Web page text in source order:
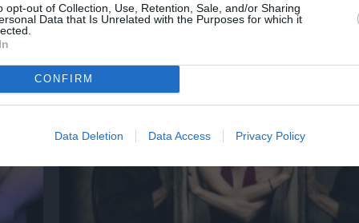
opt-out of Collection, Use, Retention, Sale, and/or Sharing
Data that Is Unrelated with the Purposes for which it
CONFIRM
Data Deletion Data Access Privacy Policy
Άρθρα